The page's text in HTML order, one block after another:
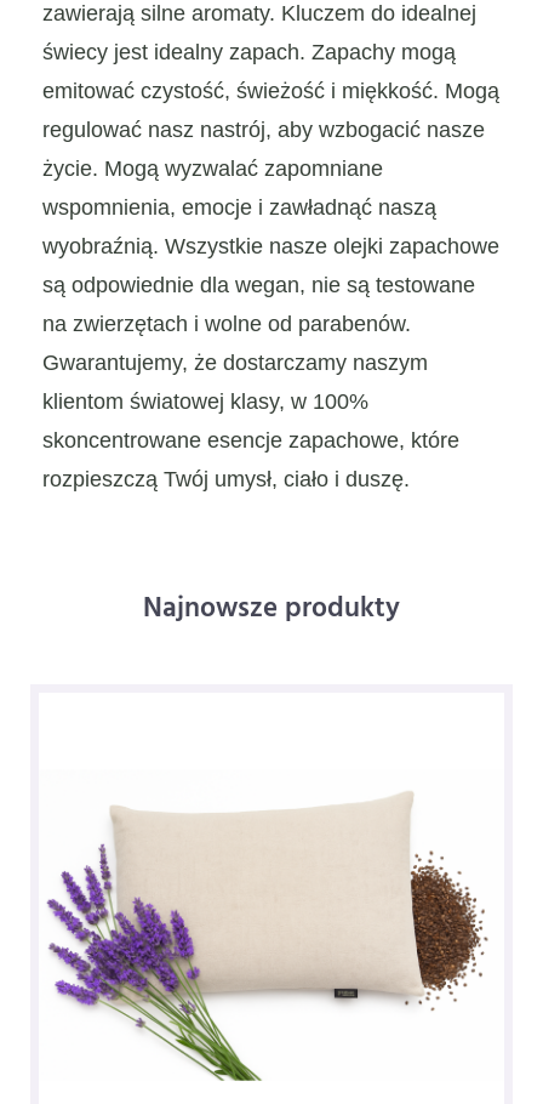
zawierają silne aromaty. Kluczem do idealnej
świecy jest idealny zapach. Zapachy mogą
emitować czystość, świeżość i miękkość. Mogą
regulować nasz nastrój, aby wzbogacić nasze
życie. Mogą wyzwalać zapomniane
wspomnienia, emocje i zawładnąć naszą
wyobraźnią. Wszystkie nasze olejki zapachowe
są odpowiednie dla wegan, nie są testowane
na zwierzętach i wolne od parabenów.
Gwarantujemy, że dostarczamy naszym
klientom światowej klasy, w 100%
skoncentrowane esencje zapachowe, które
rozpieszczą Twój umysł, ciało i duszę.
Najnowsze produkty